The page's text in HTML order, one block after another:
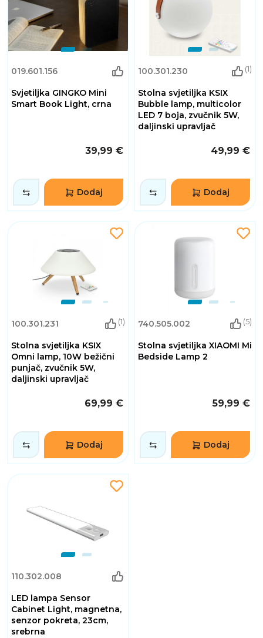
019.601.156
Svjetiljka GINGKO Mini
Smart Book Light, crna
39,99 €
Dodaj
100.301.230 (1)
Stolna svjetiljka KSIX
Bubble lamp, multicolor
LED 7 boja, zvučnik 5W,
daljinski upravljač
49,99 €
Dodaj
100.301.231 (1)
Stolna svjetiljka KSIX
Omni lamp, 10W bežični
punjač, zvučnik 5W,
daljinski upravljač
69,99 €
Dodaj
740.505.002 (5)
Stolna svjetiljka XIAOMI Mi
Bedside Lamp 2
59,99 €
Dodaj
110.302.008
LED lampa Sensor
Cabinet Light, magnetna,
senzor pokreta, 23cm,
srebrna